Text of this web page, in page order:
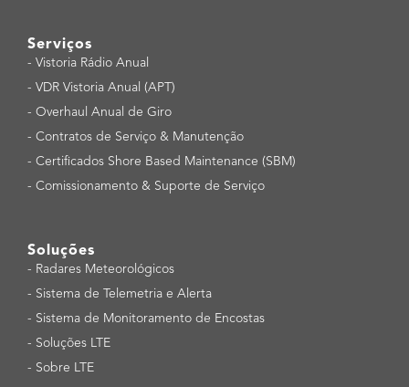
Serviços
- Vistoria Rádio Anual
- VDR Vistoria Anual (APT)
- Overhaul Anual de Giro
- Contratos de Serviço & Manutenção
- Certificados Shore Based Maintenance (SBM)
- Comissionamento & Suporte de Serviço
Soluções
- Radares Meteorológicos
- Sistema de Telemetria e Alerta
- Sistema de Monitoramento de Encostas
- Soluções LTE
- Sobre LTE